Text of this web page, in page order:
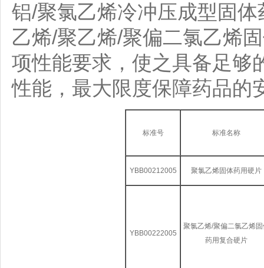
铝/聚氯乙烯冷冲压成型固
乙烯/聚乙烯/聚偏二氯乙烯
项性能要求，使之具备足够
性能，最大限度保障药品的
标准号 标准名称
YBB00212005 聚氯乙烯固体药用硬片
YBB00222005
聚氯乙烯/聚偏二氯乙烯固
药用复合硬片